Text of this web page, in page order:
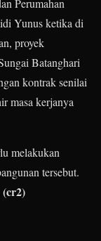
Perumahan
Yunus ketika di
proyek
Batanghari
kontrak senilai
masa kerjanya
melakukan
tersebut.
(cr2)